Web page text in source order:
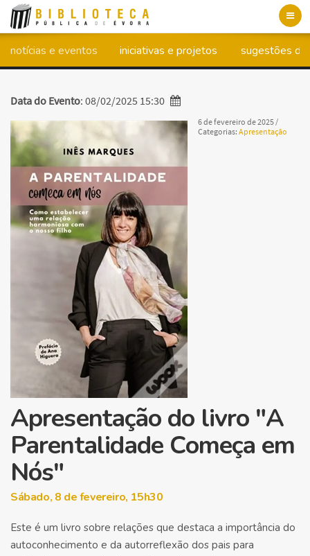
notícias e eventos iniciativas e projetos sugestões de
Data do Evento: 08/02/2025 15:30
6 de fevereiro de 2025/
Categorias: Apresentação
Apresentação do livro "A
Parentalidade Começa em
Nós"
Sábado, 8 de fevereiro, 15h30
Este é um livro sobre relações que destaca a importância do
autoconhecimento e da autorreflexão dos pais para